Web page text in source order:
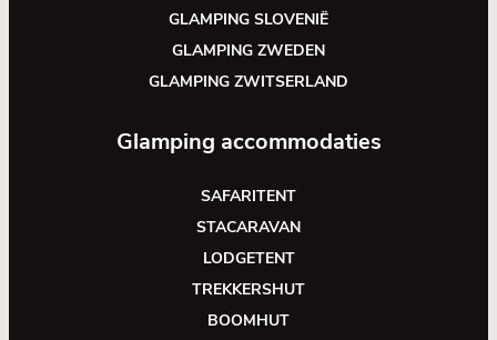
GLAMPING SLOVENIË
GLAMPING ZWEDEN
GLAMPING ZWITSERLAND
Glamping accommodaties
SAFARITENT
STACARAVAN
LODGETENT
TREKKERSHUT
BOOMHUT